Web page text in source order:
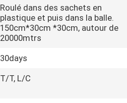
Roulé dans des sachets en
plastique et puis dans la balle.
150cm*30cm *30cm, autour de
20000mtrs
30days
T/T, L/C